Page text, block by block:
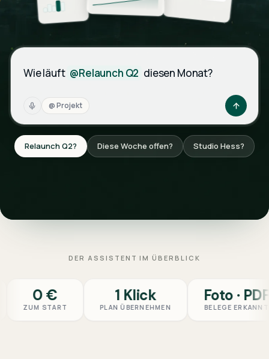
Wie läuft @Relaunch Q2 diesen Monat?
Wie läuft @Relaunch Q2 diesen Monat?
@ Projekt
Relaunch Q2? Diese Woche offen? Studio Hess?
DER ASSISTENT IM ÜBERBLICK
0 €
START
1 Klick
PLAN ÜBERNEHMEN
Foto · PDF
BELEGE ERKANNT